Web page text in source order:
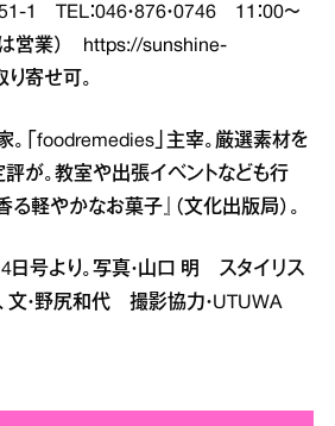
TEL：046・876・0746 11：00～
営業）
https://sunshine-
寄せ可。
「foodremedies」主宰。厳選素材を
が。教室や出張イベントなども行
る軽やかなお菓子』（文化出版局）。
日号より。写真・山口 明 スタイリス
文・野尻和代 撮影協力・UTUWA